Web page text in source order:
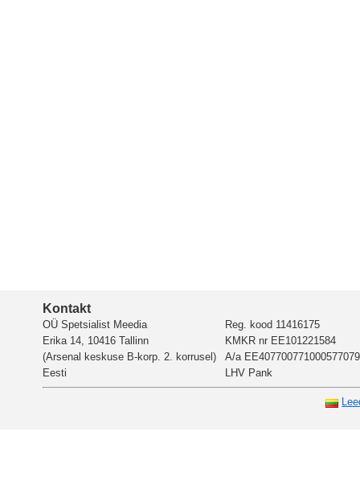
Kontakt
OÜ Spetsialist Meedia
Erika 14, 10416 Tallinn
(Arsenal keskuse B-korp. 2. korrusel)
Eesti
Reg. kood 11416175
KMKR nr EE101221584
A/a EE407700771000577079
LHV Pank